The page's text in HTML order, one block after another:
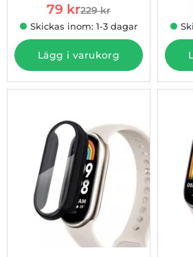
rea pris
79 krtidigare pris
229 kr
Skickas inom: 1-3 dagar
Lägg i varukorg